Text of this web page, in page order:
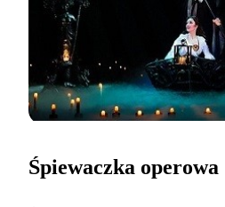
Śpiewaczka operowa